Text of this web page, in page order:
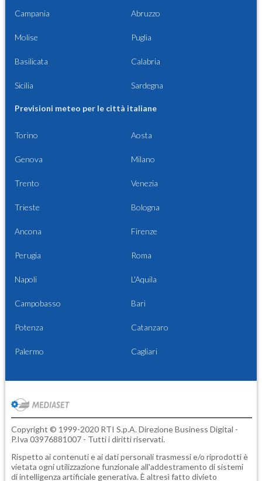
Campania Abruzzo
Molise Puglia
Basilicata Calabria
Sicilia Sardegna
Previsioni meteo per le città italiane
Torino Aosta
Genova Milano
Trento Venezia
Trieste Bologna
Ancona Firenze
Perugia Roma
Napoli L'Aquila
Campobasso Bari
Potenza Catanzaro
Palermo Cagliari
Copyright © 1999-2020 RTI S.p.A. Direzione Business Digital -
P.Iva 03976881007 - Tutti i diritti riservati.
Rispetto ai contenuti e ai dati personali trasmessi e/o riprodotti è
vietata ogni utilizzazione funzionale all'addestramento di sistemi
di intelligenza artificiale generativa. È altresì fatto divieto